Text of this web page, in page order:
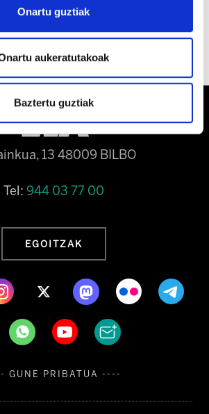
Onartu guztiak
aukeratutakoak
Baztertu guztiak
lan-materialaren egoera txarra.
13 48009 BILBO
Tel: 944 03 77 00
EGOITZAK
GUNE PRIBATUA ----